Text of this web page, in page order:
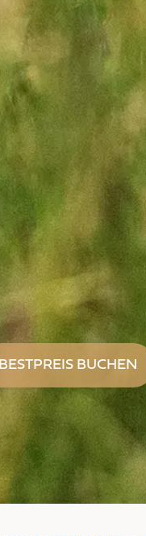
BESTPREIS BUCHEN